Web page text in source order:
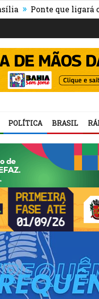
Ponte que ligará o
POLÍTICA BRASIL